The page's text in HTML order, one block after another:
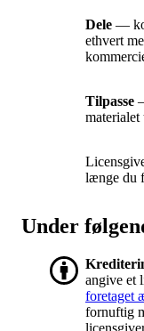
Dele —
ethvert
Tilpasse
længe du
Under
angive et
foretaget
fornuftig